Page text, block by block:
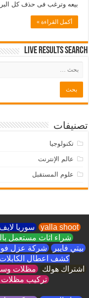
بيعه وترغب فى حذف كل
أكمل القراءة »
Live Results Search
تصنيفات
تكنولوجيا
عالم الإنترنت
علوم المستقبل
yalla shoot سوريا
شراء اثاث مستعمل
بيتي فايبر شركة عزل
كشف اعطال
اشتراك هولك مظلات
تركيب